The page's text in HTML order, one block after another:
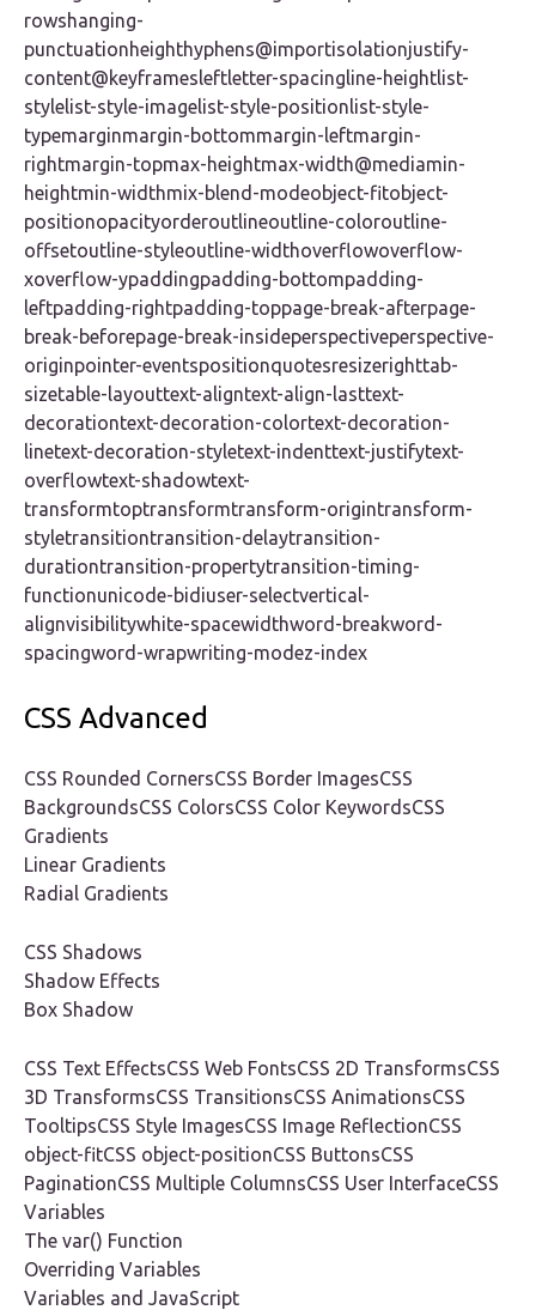
rowshanging-
punctuationheighthyphens@importisolationjustify-
content@keyframesleftletter-spacingline-heightlist-
stylelist-style-imagelist-style-positionlist-style-
typemarginmargin-bottommargin-leftmargin-
rightmargin-topmax-heightmax-width@mediamin-
heightmin-widthmix-blend-modeobject-fitobject-
positionopacityorderoutlineoutline-coloroutline-
offsetoutline-styleoutline-widthoverflowoverflow-
xoverflow-ypaddingpadding-bottompadding-
leftpadding-rightpadding-toppage-break-afterpage-
break-beforepage-break-insideperspectiveperspective-
originpointer-eventspositionquotesresizerighttab-
sizetable-layouttext-aligntext-align-lasttext-
decorationtext-decoration-colortext-decoration-
linetext-decoration-styletext-indenttext-justifytext-
overflowtext-shadowtext-
transformtoptransformtransform-origintransform-
styletransitiontransition-delaytransition-
durationtransition-propertytransition-timing-
functionunicode-bidiuser-selectvertical-
alignvisibilitywhite-spacewidthword-breakword-
spacingword-wrapwriting-modez-index
CSS Advanced
CSS Rounded CornersCSS Border ImagesCSS
BackgroundsCSS ColorsCSS Color KeywordsCSS
Gradients
Linear Gradients
Radial Gradients
CSS Shadows
Shadow Effects
Box Shadow
CSS Text EffectsCSS Web FontsCSS 2D TransformsCSS
3D TransformsCSS TransitionsCSS AnimationsCSS
TooltipsCSS Style ImagesCSS Image ReflectionCSS
object-fitCSS object-positionCSS ButtonsCSS
PaginationCSS Multiple ColumnsCSS User InterfaceCSS
Variables
The var() Function
Overriding Variables
Variables and JavaScript